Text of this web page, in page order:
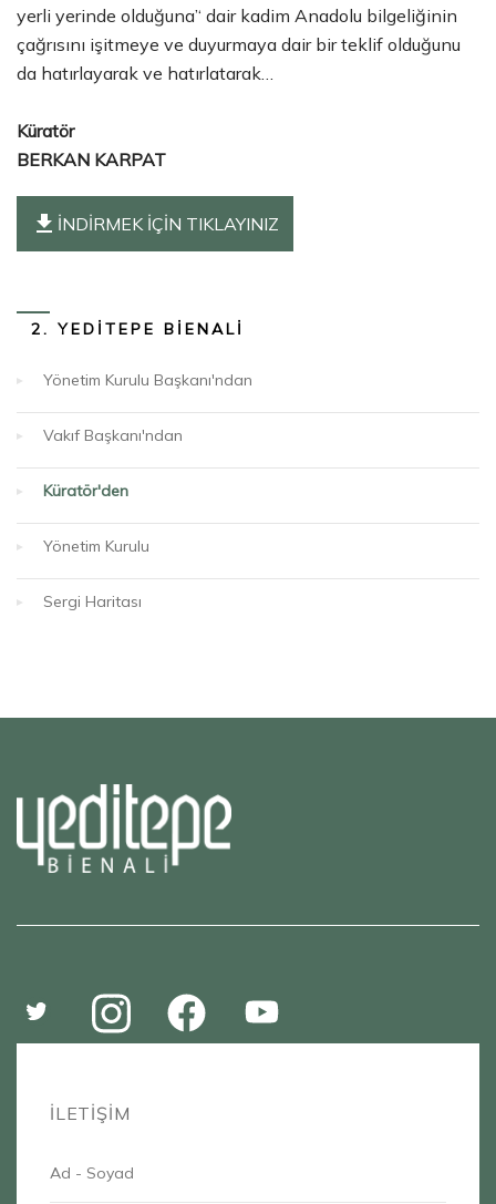
yerli yerinde olduğuna’‘ dair kadim Anadolu bilgeliğinin
çağrısını işitmeye ve duyurmaya dair bir teklif olduğunu
da hatırlayarak ve hatırlatarak…
Küratör
BERKAN KARPAT
file_download İNDİRMEK İÇİN TIKLAYINIZ
2. YEDİTEPE BİENALİ
Yönetim Kurulu Başkanı'ndan
Vakıf Başkanı'ndan
Küratör'den
Yönetim Kurulu
Sergi Haritası
İLETİŞİM